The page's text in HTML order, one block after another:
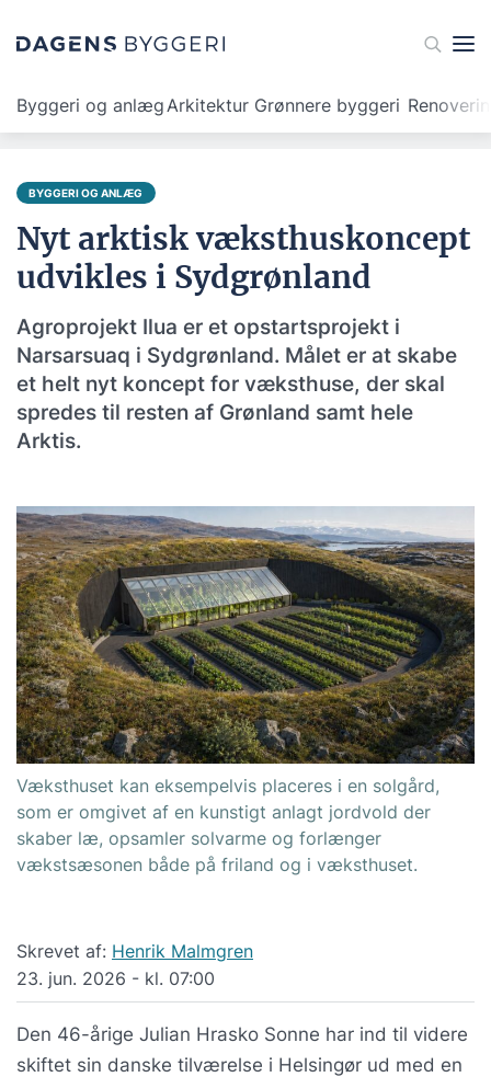
Byggeri og anlægArkitektur Grønnere byggeri
BYGGERI OG ANLÆG
Nyt arktisk væksthuskoncept
udvikles i Sydgrønland
Agroprojekt Ilua er et opstartsprojekt i
Narsarsuaq i Sydgrønland. Målet er at skabe
et helt nyt koncept for væksthuse, der skal
spredes til resten af Grønland samt hele
Arktis.
Væksthuset kan eksempelvis placeres i en solgård,
som er omgivet af en kunstigt anlagt jordvold der
skaber læ, opsamler solvarme og forlænger
vækstsæsonen både på friland og i væksthuset.
Skrevet af: Henrik Malmgren
23. jun. 2026 - kl. 07:00
Den 46-årige Julian Hrasko Sonne har ind til videre
skiftet sin danske tilværelse i Helsingør ud med en